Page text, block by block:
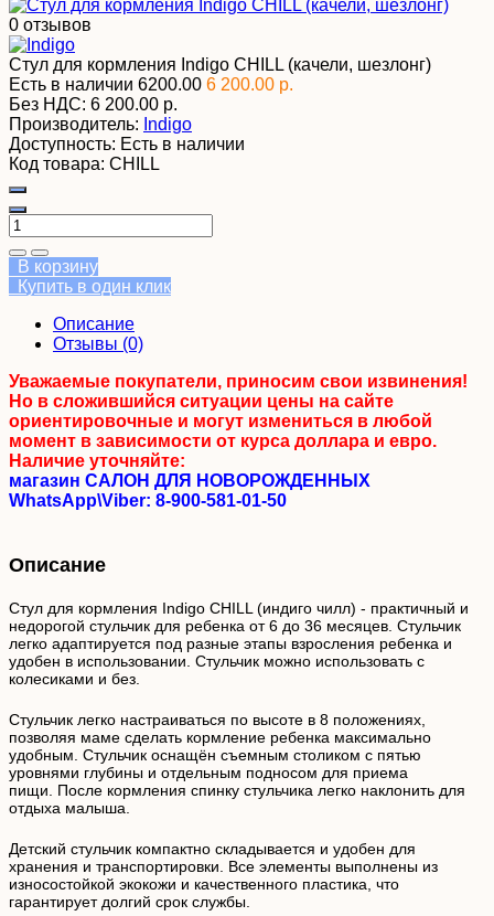
0 отзывов
Стул для кормления Indigo CHILL (качели, шезлонг)
Есть в наличии 6200.00 6 200.00 р.
Без НДС: 6 200.00 р.
Производитель: Indigo
Доступность: Есть в наличии
Код товара: CHILL
В корзину
Купить в один клик
Описание
Отзывы (0)
Уважаемые покупатели, приносим свои извинения!
Но в сложившийся ситуации цены на сайте
ориентировочные и могут измениться в любой
момент в зависимости от курса доллара и евро.
Наличие уточняйте:
магазин САЛОН ДЛЯ НОВОРОЖДЕННЫХ
WhatsApp\Viber: 8-900-581-01-50
Описание
Стул для кормления Indigo CHILL (индиго чилл) - практичный и
недорогой стульчик для ребенка от 6 до 36 месяцев. Стульчик
легко адаптируется под разные этапы взросления ребенка и
удобен в использовании. Стульчик можно использовать с
колесиками и без.
Стульчик легко настраиваться по высоте в 8 положениях,
позволяя маме сделать кормление ребенка максимально
удобным. Стульчик оснащён съемным столиком с пятью
уровнями глубины и отдельным подносом для приема
пищи. После кормления спинку стульчика легко наклонить для
отдыха малыша.
Детский стульчик компактно складывается и удобен для
хранения и транспортировки. Все элементы выполнены из
износостойкой экокожи и качественного пластика, что
гарантирует долгий срок службы.